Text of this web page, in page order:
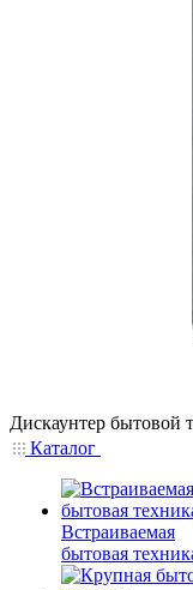
Дискаунтер бытовой
Каталог
Встраиваемая
бытовая